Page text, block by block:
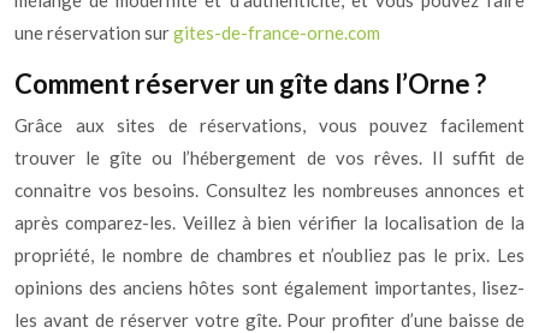
une réservation surgites-de-france-orne.com
Comment réserver un gîte dans l’Orne ?
Grâce aux sites de réservations, vous pouvez facilement
trouver le gîte ou l’hébergement de vos rêves. Il suffit de
connaitre vos besoins. Consultez les nombreuses annonces et
après comparez-les. Veillez à bien vérifier la localisation de la
propriété, le nombre de chambres et n’oubliez pas le prix. Les
opinions des anciens hôtes sont également importantes, lisez-
les avant de réserver votre gîte. Pour profiter d’une baisse de